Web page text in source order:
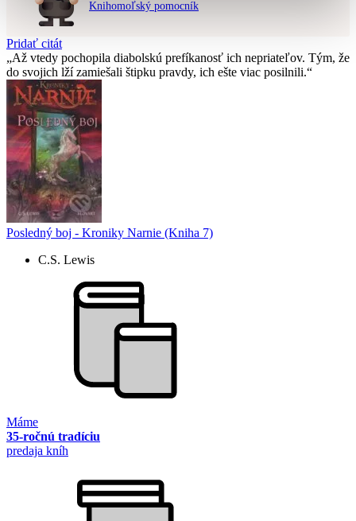
Knihomoľský pomocník
Pridať citát
Až vtedy pochopila diabolskú prefíkanosť ich nepriateľov. Tým, že
do svojich lží zamiešali štipku pravdy, ich ešte viac posilnili.
Posledný boj - Kroniky Narnie (Kniha 7)
C.S. Lewis
Máme
35-ročnú tradíciu
predaja kníh